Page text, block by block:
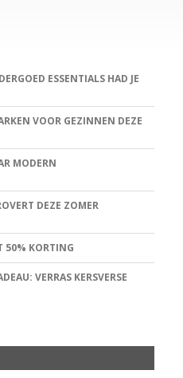
ESSENTIALS HAD JE
VOOR GEZINNEN DEZE
MODERN
DEZE ZOMER
50% KORTING
VERRAS KERSVERSE